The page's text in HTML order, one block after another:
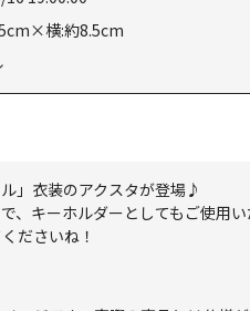
横:約8.5cm
ル」衣装のアクスタが登場♪
、キーホルダーとしてもご使用
ださいね！